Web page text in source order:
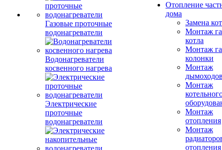
Газовые проточные
водонагреватели
Водонагреватели
косвенного нагрева
Электрические
проточные
водонагреватели
Отопление
дома
Замена
Монтаж
котла
Монтаж
колонки
Монтаж
Монтаж
Монтаж
отопления
Монтаж
отопления